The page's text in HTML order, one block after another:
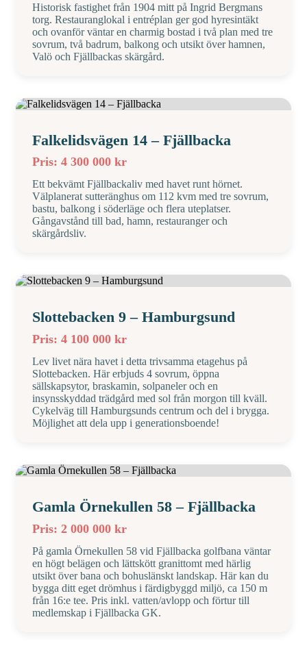
Historisk fastighet från 1904 mitt på Ingrid Bergmans
torg. Restauranglokal i entréplan ger god hyresintäkt
och ovanför väntar en charmig bostad i två plan med tre
sovrum, två badrum, balkong och utsikt över hamnen,
Valö och Fjällbackas skärgård.
Falkelidsvägen 14 – Fjällbacka
Pris: 4 300 000 kr
Ett bekvämt Fjällbackaliv med havet runt hörnet.
Välplanerat sutteränghus om 112 kvm med tre sovrum,
bastu, balkong i söderläge och flera uteplatser.
Gångavstånd till bad, hamn, restauranger och
skärgårdsliv.
Slottebacken 9 – Hamburgsund
Pris: 4 100 000 kr
Lev livet nära havet i detta trivsamma etagehus på
Slottebacken. Här erbjuds 4 sovrum, öppna
sällskapsytor, braskamin, solpaneler och en
insynsskyddad trädgård med sol från morgon till kväll.
Cykelväg till Hamburgsunds centrum och del i brygga.
Möjlighet att dela upp i generationsboende!
Gamla Örnekullen 58 – Fjällbacka
Pris: 2 000 000 kr
På gamla Örnekullen 58 vid Fjällbacka golfbana väntar
en högt belägen och lättskött granittomt med härlig
utsikt över bana och bohuslänskt landskap. Här kan du
bygga ditt eget drömhus i färdigbyggd miljö, ca 150 m
från 16:e tee. Pris inkl. vatten/avlopp och förtur till
medlemskap i Fjällbacka GK.